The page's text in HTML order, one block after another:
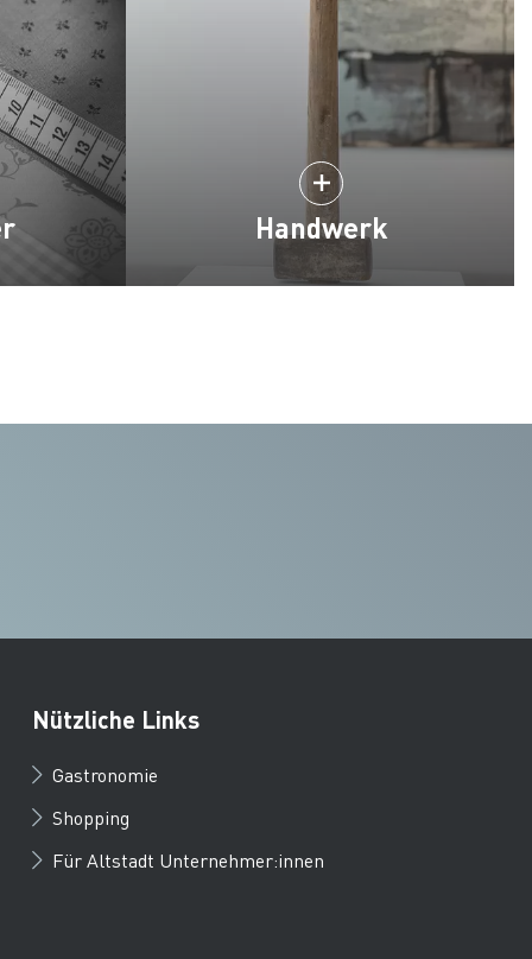
Handwerk
Nützliche Links
Gastronomie
Shopping
Für Altstadt Unternehmer:innen